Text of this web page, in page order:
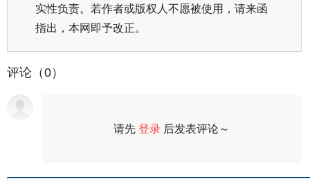
实性负责。若作者或版权人不愿被使用，请来函
指出，本网即予改正。
评论（0）
请先登录 后发表评论～